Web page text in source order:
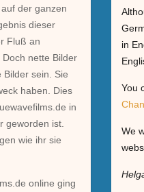
der ganzen
dieser
Fluß an
nette Bilder
sein. Sie
haben. Dies
in
geworden ist.
wie ihr sie
online ging
in
You
We